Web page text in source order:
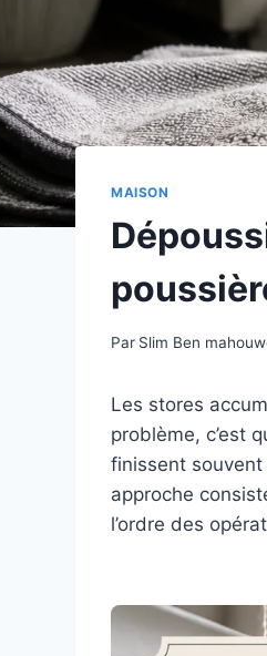
MAISON
Par Slim Ben
Les stores
problème, c’est
finissent
approche
l’ordre des